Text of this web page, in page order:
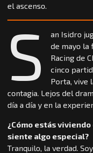
el ascenso.
S
an Isidro
de mayo la
Racing de
cinco
Porta, vive
contagia. Lejos del
día a día y en la
¿Cómo estás
siente algo especial?
Tranquilo, la verdad.